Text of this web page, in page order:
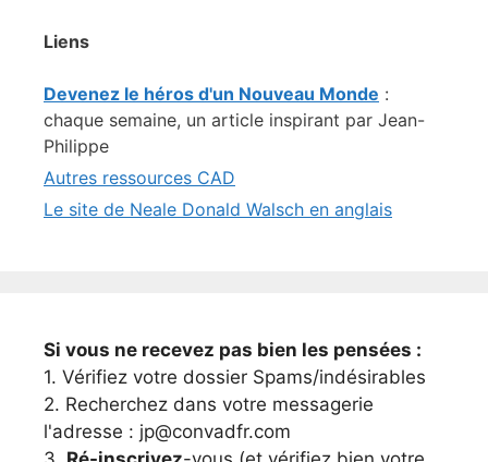
Liens
Devenez le héros d'un Nouveau Monde :
chaque semaine, un article inspirant par Jean-
Philippe
Autres ressources CAD
Le site de Neale Donald Walsch en anglais
Si vous ne recevez pas bien les pensées :
1. Vérifiez votre dossier Spams/indésirables
2. Recherchez dans votre messagerie
l'adresse : jp@convadfr.com